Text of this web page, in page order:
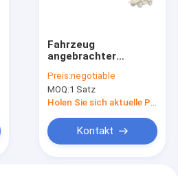
Fahrzeug
angebrachter
Videoübermittler-
lange Strecken-
Radioapparat H.264
Preis:negotiable
MOQ:1 Satz
Holen Sie sich aktuelle Preis
Kontakt